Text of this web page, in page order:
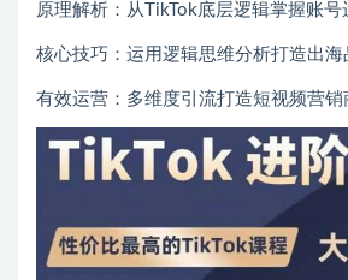
原理解析：从TikTok底层逻辑掌握账号
核心技巧：运用逻辑思维分析打造出海
有效运营：多维度引流打造短视频营销